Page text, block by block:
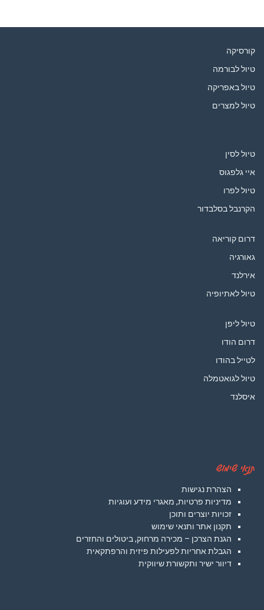
קורסיקה
טיול לבורמה
טיול באפריקה
טיול למצרים
טיול לסין
איי גלפגוס
טיול לפרו
הקרנבל בסלבדור
דרום קוריאה
גאורגיה
אירלנד
טיול לאתיופיה
טיול ליפן
דרום הודו
לטייל בהודו
טיול לגואטמלה
איסלנד
תנאי שימוש
הצהרת נגישות
מדיניות פרטיות, מאגרי מידע ועוגיות
זכויות יוצרים ותוכן
תקנון אתר ותנאי שימוש
הגנת הצרכן – מכירה מרחוק, ביטולים והחזרים
הגבלת אחריות לפעילות פיזית והרפתקאית
דיוור ישיר ותקשורת שיווקית